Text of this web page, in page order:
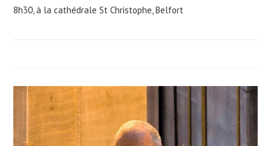
8h30, à la cathédrale St Christophe, Belfort